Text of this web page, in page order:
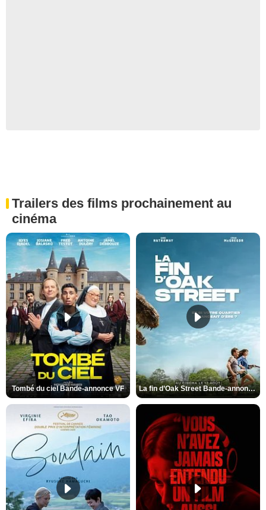
Trailers des films prochainement au
cinéma
Tombé du ciel Bande-annonce VF La fin d’Oak Street Bande-annonce VO STFR